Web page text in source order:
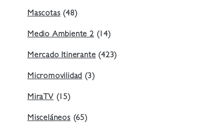
Mascotas (48)
Medio Ambiente 2(14)
Mercado Itinerante (423)
Micromovilidad (3)
MiraTV (15)
Misceláneos (65)